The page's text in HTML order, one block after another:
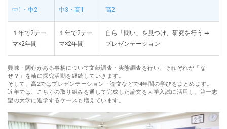
中1・中2 中3・高1 高2
１年で2テー
マ×2年間
１年で2テー
マ×2年間
自ら「問い」を見つけ、研究を行う ➡
プレゼンテーション
興味・関心がある事柄について文献調査・実態調査を行い、それぞれが「な
ぜ？」を軸に探究活動を継続していきます。
そして、高2ではプレゼンテーション・論文などで4年間の学びをまとめます。
近年では、こちらの取り組みを通して完成した論文を大学入試に活用し、第一志
望の大学に進学するケースも増えています。